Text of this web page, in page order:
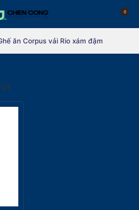
0
ăn Corpus vải Rio xám đậm